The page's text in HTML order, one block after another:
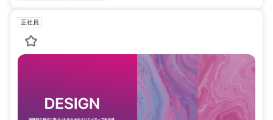
正社員